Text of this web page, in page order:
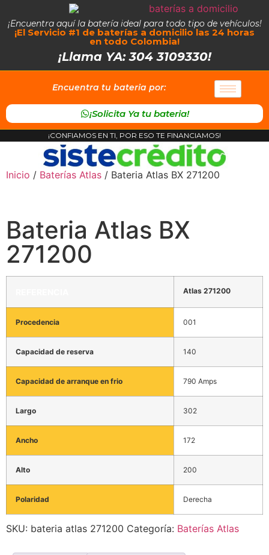
¡Encuentra aquí la batería ideal para todo tipo de vehículos!
¡El Servicio #1 de baterías a domicilio las 24 horas
en todo Colombia!
¡Llama YA: 304 3109330!
Encuentra tu bateria por:
¡Solicita Ya tu bateria!
¡CONFIAMOS EN TI, POR ESO TE FINANCIAMOS!
Inicio / Baterías Atlas / Bateria Atlas BX 271200
Bateria Atlas BX
271200
Atlas 271200
Procedencia 001
Capacidad de reserva 140
Capacidad de arranque en frio 790 Amps
Largo 302
Ancho 172
Alto 200
Polaridad Derecha
SKU: bateria atlas 271200 Categoría: Baterías Atlas